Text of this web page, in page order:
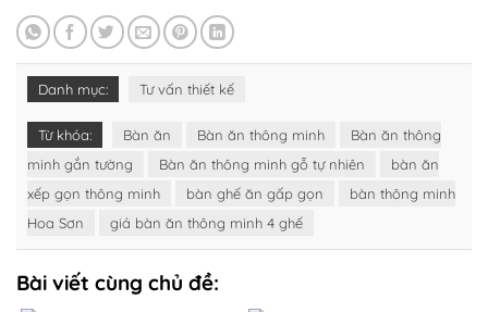
Danh mục: Tư vấn thiết kế
Từ khóa: Bàn ăn Bàn ăn thông minh
Bàn ăn thông
minh gắn tường
Bàn ăn thông minh gỗ tự nhiên
bàn ăn
xếp gọn thông minh
bàn ghế ăn gấp gọn
bàn thông minh
Hoa Sơn
giá bàn ăn thông minh 4 ghế
Bài viết cùng chủ đề: